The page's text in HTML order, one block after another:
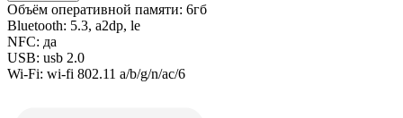
Объём оперативной памяти: 6гб
Bluetooth: 5.3, a2dp, le
NFC: да
USB: usb 2.0
Wi-Fi: wi-fi 802.11 a/b/g/n/ac/6